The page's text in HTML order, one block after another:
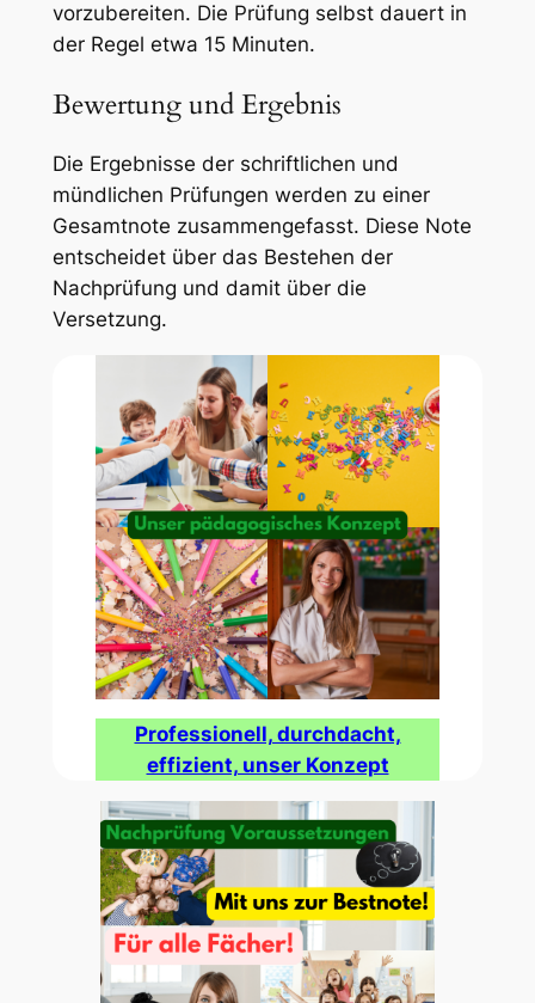
vorzubereiten. Die Prüfung selbst dauert in
der Regel etwa 15 Minuten.
Bewertung und Ergebnis
Die Ergebnisse der schriftlichen und
mündlichen Prüfungen werden zu einer
Gesamtnote zusammengefasst. Diese Note
entscheidet über das Bestehen der
Nachprüfung und damit über die
Versetzung.
Professionell, durchdacht,
effizient, unser Konzept